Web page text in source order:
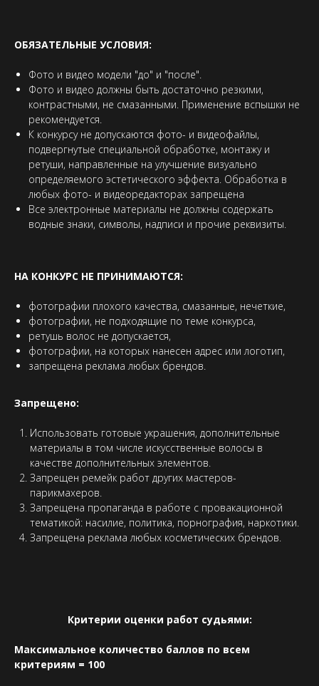
ОБЯЗАТЕЛЬНЫЕ УСЛОВИЯ:
Фото и видео модели "до" и "после".
Фото и видео должны быть достаточно резкими,
контрастными, не смазанными. Применение вспышки не
рекомендуется.
К конкурсу не допускаются фото- и видеофайлы,
подвергнутые специальной обработке, монтажу и
ретуши, направленные на улучшение визуально
определяемого эстетического эффекта. Обработка в
любых фото- и видеоредакторах запрещена
Все электронные материалы не должны содержать
водные знаки, символы, надписи и прочие реквизиты.
НА КОНКУРС НЕ ПРИНИМАЮТСЯ:
фотографии плохого качества, смазанные, нечеткие,
фотографии, не подходящие по теме конкурса,
ретушь волос не допускается,
фотографии, на которых нанесен адрес или логотип,
запрещена реклама любых брендов.
Запрещено:
Использовать готовые украшения, дополнительные
материалы в том числе искусственные волосы в
качестве дополнительных элементов.
Запрещен ремейк работ других мастеров-
парикмахеров.
Запрещена пропаганда в работе с провакационной
тематикой: насилие, политика, порнография, наркотики.
Запрещена реклама любых косметических брендов.
Критерии оценки работ судьями:
Максимальное количество баллов по всем
критериям = 100